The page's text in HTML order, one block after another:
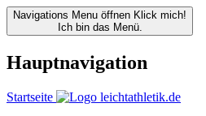
Navigations Menu öffnen Klick mich!
Ich bin das Menü.
Hauptnavigation
Startseite